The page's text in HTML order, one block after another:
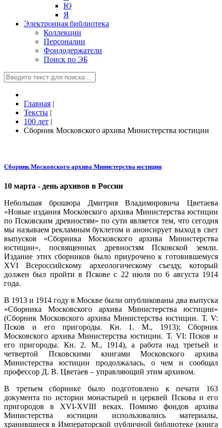
Ю
Я
Электронная библиотека
Коллекции
Персоналии
Фондодержатели
Поиск по ЭБ
Главная |
Тексты |
100 лет |
Сборник Московского архива Министерства юстиции
Сборник Московского архива Министерства юстиции
10 марта - день архивов в России
Небольшая брошюра Дмитрия Владимировича Цветаева
«Новые издания Московского архива Министерства юстиции
по Псковским древностям» по сути является тем, что сегодня
мы называем рекламным буклетом и анонсирует выход в свет
выпусков «Сборника Московского архива Министерства
юстиции», посвященных древностям Псковской земли.
Издание этих сборников было приурочено к готовившемуся
XVI Всероссийскому археологическому съезду, который
должен был пройти в Пскове с 22 июля по 6 августа 1914
года.
В 1913 и 1914 году в Москве были опубликованы два выпуска
«Сборника Московского архива Министерства юстиции»
(Сборник Московского архива Министерства юстиции. Т. V:
Псков и его пригороды. Кн. 1. М., 1913); Сборник
Московского архива Министерства юстиции. Т. VI: Псков и
его пригороды. Кн. 2. М., 1914), а работа над третьей и
четвертой Псковскими книгами Московского архива
Министерства юстиции продолжалась, о чем и сообщал
профессор Д. В. Цветаев – управляющий этим архивом.
В третьем сборнике было подготовлено к печати 163
документа по истории монастырей и церквей Пскова и его
пригородов в XVI-XVIII веках. Помимо фондов архива
Министерства юстиции использовались материалы,
хранившиеся в Императорской публичной библиотеке (книга